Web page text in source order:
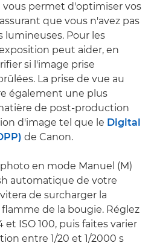
vous permet d'optimiser vos
que vous n'avez pas
lumineuses. Pour les
peut aider, en
si l'image prise
La prise de vue au
également une plus
de post-production
d'image tel que le Digital
de Canon.
en mode Manuel (M)
automatique de votre
de surcharger la
de la bougie. Réglez
ISO 100, puis faites varier
entre 1/20 et 1/2000 s